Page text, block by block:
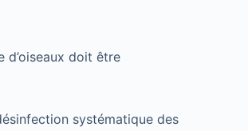
d’oiseaux doit être
systématique des